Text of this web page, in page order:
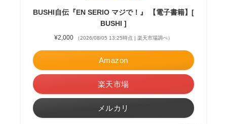
BUSHI自伝『EN SERIO マジで！』 【電子書籍】[
BUSHI ]
¥2,000 （2026/08/05 13:25時点 | 楽天市場調べ）
Amazon
楽天市場
メルカリ